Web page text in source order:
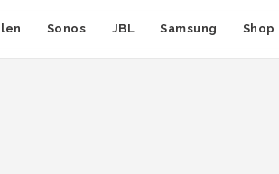
Sonos JBL Samsung Shop